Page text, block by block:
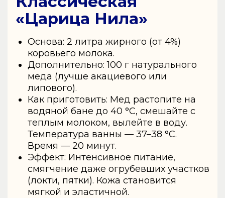
«Царица Нила»
Основа: 2 литра жирного (от 4%)
коровьего молока.
Дополнительно: 100 г натурального
меда (лучше акациевого или
липового).
Как приготовить: Мед растопите на
водяной бане до 40 °C, смешайте с
теплым молоком, вылейте в воду.
Температура ванны — 37–38 °C.
Время — 20 минут.
Эффект: Интенсивное питание,
смягчение даже огрубевших участков
(локти, пятки). Кожа становится
мягкой и эластичной.